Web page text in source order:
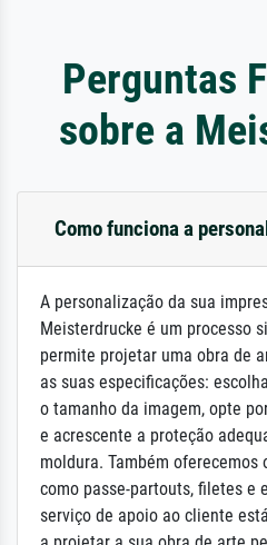
Perguntas
sobre a
Como funciona a
A personalização da sua
Meisterdrucke é um processo
permite projetar uma obra de
as suas especificações:
o tamanho da imagem, opte
e acrescente a proteção
moldura. Também oferecemos
como passe-partouts, filetes e
serviço de apoio ao cliente